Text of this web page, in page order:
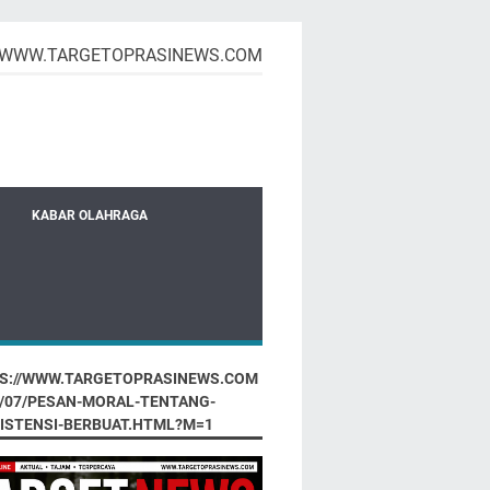
KABAR OLAHRAGA
WWW.TARGETOPRASINEWS.COM
PESAN-MORAL-TENTANG-
BERBUAT.HTML?M=1